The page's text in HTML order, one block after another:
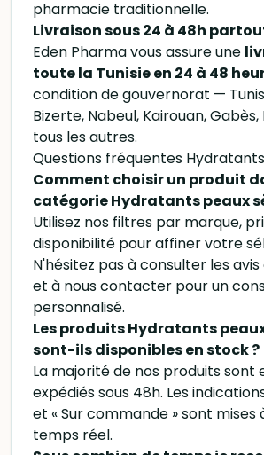
pharmacie traditionnelle.
Livraison sous 24 à 48h
Eden Pharma vous assure une
toute la Tunisie en 24 à 48
condition de gouvernorat —
Bizerte, Nabeul, Kairouan,
tous les autres.
Questions fréquentes
Comment choisir un produit
catégorie Hydratants peaux
Utilisez nos filtres par marque,
disponibilité pour affiner votre
N'hésitez pas à consulter les
et à nous contacter pour un
personnalisé.
Les produits Hydratants
sont-ils disponibles en stock ?
La majorité de nos produits sont
expédiés sous 48h. Les
et « Sur commande » sont mises
temps réel.